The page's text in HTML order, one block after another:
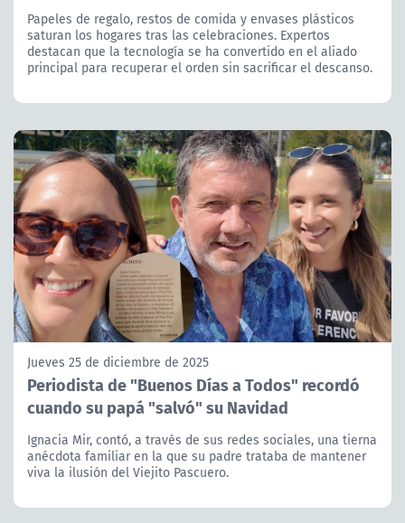
Papeles de regalo, restos de comida y envases plásticos
saturan los hogares tras las celebraciones. Expertos
destacan que la tecnología se ha convertido en el aliado
principal para recuperar el orden sin sacrificar el descanso.
Jueves 25 de diciembre de 2025
Periodista de "Buenos Días a Todos" recordó
cuando su papá "salvó" su Navidad
Ignacia Mir, contó, a través de sus redes sociales, una tierna
anécdota familiar en la que su padre trataba de mantener
viva la ilusión del Viejito Pascuero.